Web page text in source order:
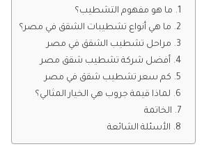
ما هو مفهوم التشطيب؟
ما هي أنواع تشطيبات الشقق في مصر؟
مراحل تشطيب الشقق في مصر
أفضل شركة تشطيب شقق مصر
كم سعر تشطيب شقق في مصر
لماذا قيمة جروب هي الخيار المثالي؟
الخاتمة
الأسئلة الشائعة